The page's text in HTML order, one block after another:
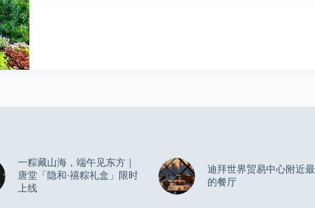
一粽藏山海，端午见东方｜
唐堂「隐和·禧粽礼盒」限时
上线
迪拜世界贸易中心附近
的餐厅